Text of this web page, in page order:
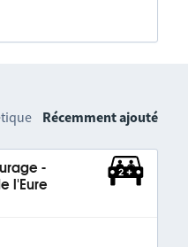
Récemment ajouté
-
l'Eure